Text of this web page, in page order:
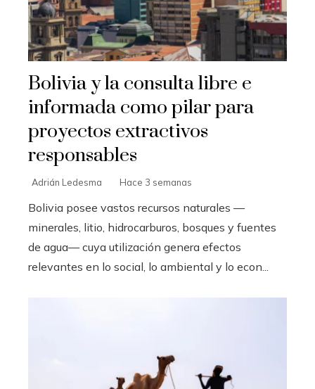
Bolivia y la consulta libre e
informada como pilar para
proyectos extractivos
responsables
Adrián Ledesma Hace 3 semanas
Bolivia posee vastos recursos naturales —
minerales, litio, hidrocarburos, bosques y fuentes
de agua— cuya utilización genera efectos
relevantes en lo social, lo ambiental y lo econ...